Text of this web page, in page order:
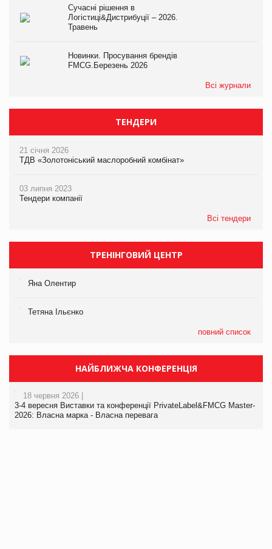
Сучасні рішення в
Логістиці&Дистрибуції – 2026.
Травень
Новинки. Просування брендів
FMCG.Березень 2026
Всі журнали
ТЕНДЕРИ
21 січня 2026
ТДВ «Золотоніський маслоробний комбінат»
03 липня 2023
Тендери компанії
Всі тендери
ТРЕНІНГОВИЙ ЦЕНТР
Яна Олентир
Тетяна Ільєнко
повний список
НАЙБЛИЖЧА КОНФЕРЕНЦІЯ
18 червня 2026 |
3-4 вересня Виставки та конференції PrivateLabel&FMCG Master-
2026: Власна марка - Власна перевага